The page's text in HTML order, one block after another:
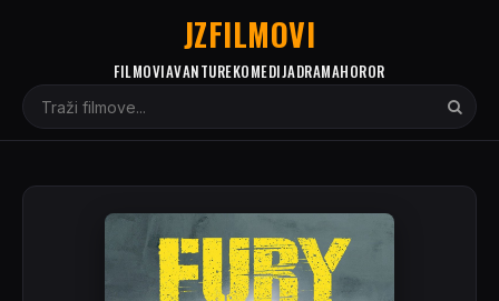
JZFILMOVI
FILMOVIAVANTUREKOMEDIJADRAMAHOROR